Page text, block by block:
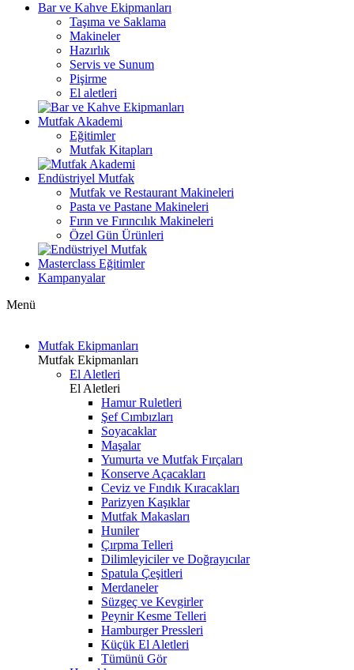
Bar ve Kahve Ekipmanları
Taşıma ve Saklama
Makineler
Hazırlık
Servis ve Sunum
Pişirme
El aletleri
Mutfak Akademi
Eğitimler
Mutfak Kitapları
Endüstriyel Mutfak
Mutfak ve Restaurant Makineleri
Pasta ve Pastane Makineleri
Fırın ve Fırıncılık Makineleri
Özel Gün Ürünleri
Masterclass Eğitimler
Kampanyalar
Menü
Mutfak Ekipmanları
Mutfak Ekipmanları
El Aletleri
El Aletleri
Hamur Ruletleri
Şef Cımbızları
Soyacaklar
Maşalar
Yumurta ve Mutfak Fırçaları
Konserve Açacakları
Ceviz ve Fındık Kıracakları
Parizyen Kaşıklar
Mutfak Makasları
Huniler
Çırpma Telleri
Dilimleyiciler ve Doğrayıcılar
Spatula Çeşitleri
Merdaneler
Süzgeç ve Kevgirler
Peynir Kesme Telleri
Hamburger Pressleri
Küçük El Aletleri
Tümünü Gör